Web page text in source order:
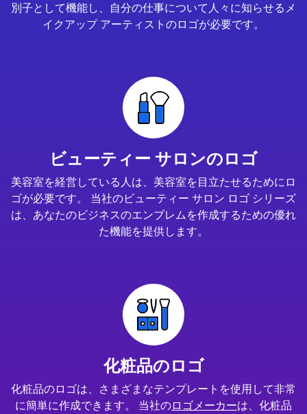
別子として機能し、自分の仕事について人々に知らせるメ
イクアップ アーティストのロゴが必要です。
ビューティー サロンのロゴ
美容室を経営している人は、美容室を目立たせるためにロ
ゴが必要です。 当社のビューティー サロン ロゴ シリーズ
は、あなたのビジネスのエンブレムを作成するための優れ
た機能を提供します。
化粧品のロゴ
化粧品のロゴは、さまざまなテンプレートを使用して非常
に簡単に作成できます。 当社のロゴメーカーは、化粧品